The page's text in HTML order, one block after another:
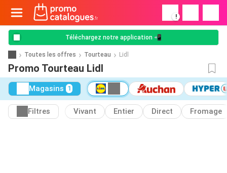
!
Téléchargez notre application 📲
Toutes les offres Tourteau Lidl
Promo Tourteau Lidl
Magasins 1
Filtres Vivant Entier Direct Fromage